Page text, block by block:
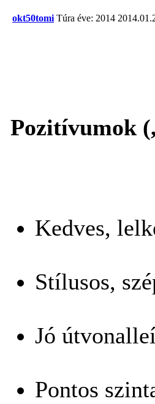
okt50tomi Túra éve: 2014
Pozitívumok
Kedves,
Stílusos,
Jó
Pontos